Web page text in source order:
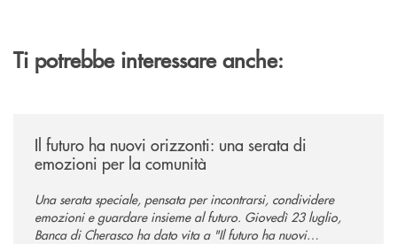
Ti potrebbe interessare anche:
Il futuro ha nuovi orizzonti: una serata di
emozioni per la comunità
Una serata speciale, pensata per incontrarsi, condividere
emozioni e guardare insieme al futuro. Giovedì 23 luglio,
Banca di Cherasco ha dato vita a "Il futuro ha nuovi